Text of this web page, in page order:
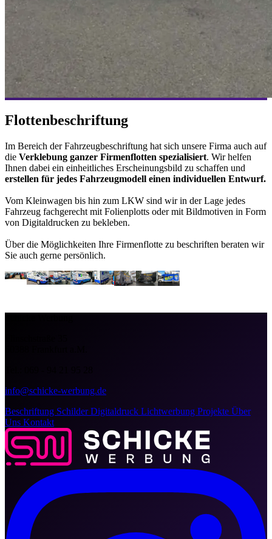
Flottenbeschriftung
Im Bereich der Fahrzeugbeschriftung hat sich unsere Firma auch auf
die Verklebung ganzer Firmenflotten spezialisiert. Wir helfen
Ihnen dabei ein einheitliches Erscheinungsbild zu schaffen und
erstellen für jedes Fahrzeugmodell einen individuellen Entwurf.
Vom Kleinwagen bis hin zum LKW sind wir in der Lage jedes
Fahrzeug fachgerecht mit Folienplotts oder mit Bildmotiven in Form
von Digitaldrucken zu bekleben.
Über die Möglichkeiten Ihre Firmenflotte zu beschriften beraten wir
Sie auch gerne persönlich.
info@schicke-werbung.de
Beschriftung SchilderDigitaldruck Lichtwerbung Projekte Über
Uns Kontakt